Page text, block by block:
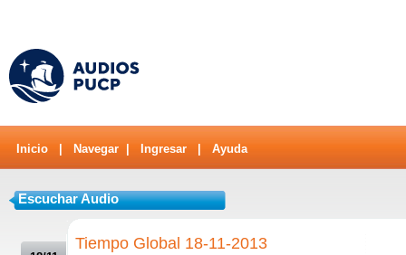
Inicio Navegar Ingresar Ayuda
Escuchar Audio
Tiempo Global 18-11-2013